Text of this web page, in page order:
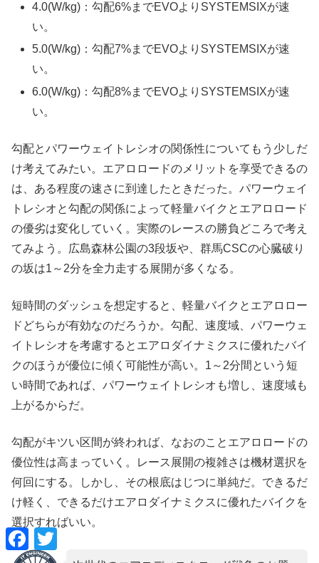
4.0(W/kg)：勾配6%までEVOよりSYSTEMSIXが速
い。
5.0(W/kg)：勾配7%までEVOよりSYSTEMSIXが速
い。
6.0(W/kg)：勾配8%までEVOよりSYSTEMSIXが速
い。
勾配とパワーウェイトレシオの関係性についてもう少しだ
け考えてみたい。エアロロードのメリットを享受できるの
は、ある程度の速さに到達したときだった。パワーウェイ
トレシオと勾配の関係によって軽量バイクとエアロロード
の優劣は変化していく。実際のレースの勝負どころで考え
てみよう。広島森林公園の3段坂や、群馬CSCの心臓破り
の坂は1～2分を全力走する展開が多くなる。
短時間のダッシュを想定すると、軽量バイクとエアロロー
ドどちらが有効なのだろうか。勾配、速度域、パワーウェ
イトレシオを考慮するとエアロダイナミクスに優れたバイ
クのほうが優位に傾く可能性が高い。1～2分間という短
い時間であれば、パワーウェイトレシオも増し、速度域も
上がるからだ。
勾配がキツい区間が終われば、なおのことエアロロードの
優位性は高まっていく。レース展開の複雑さは機材選択を
何回にする。しかし、その根底はじつに単純だ。できるだ
け軽く、できるだけエアロダイナミクスに優れたバイクを
選択すればいい。
F
c